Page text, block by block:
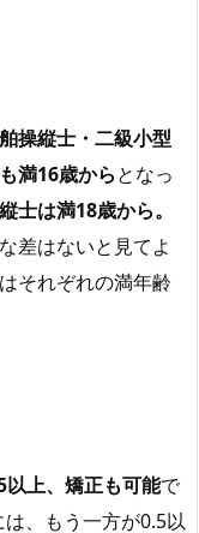
操縦士・二級小型
満16歳からとなっ
士は満18歳から。
差はないと見てよ
それぞれの満年齢
上、矯正も可能で
、もう一方が0.5以